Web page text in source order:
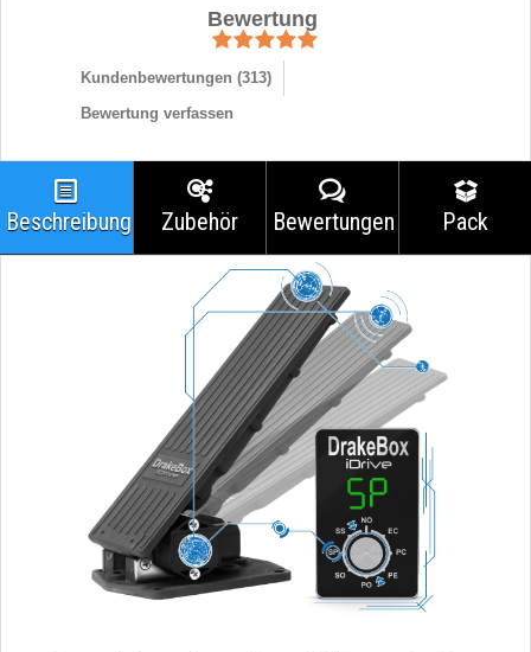
Bewertung
Kundenbewertungen (313)
Bewertung verfassen
Beschreibung Zubehör Bewertungen Pack